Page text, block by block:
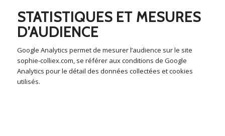
STATISTIQUES ET MESURES
D’AUDIENCE
Google Analytics permet de mesurer l’audience sur le site
sophie-colliex.com, se référer aux conditions de Google
Analytics pour le détail des données collectées et cookies
utilisés.